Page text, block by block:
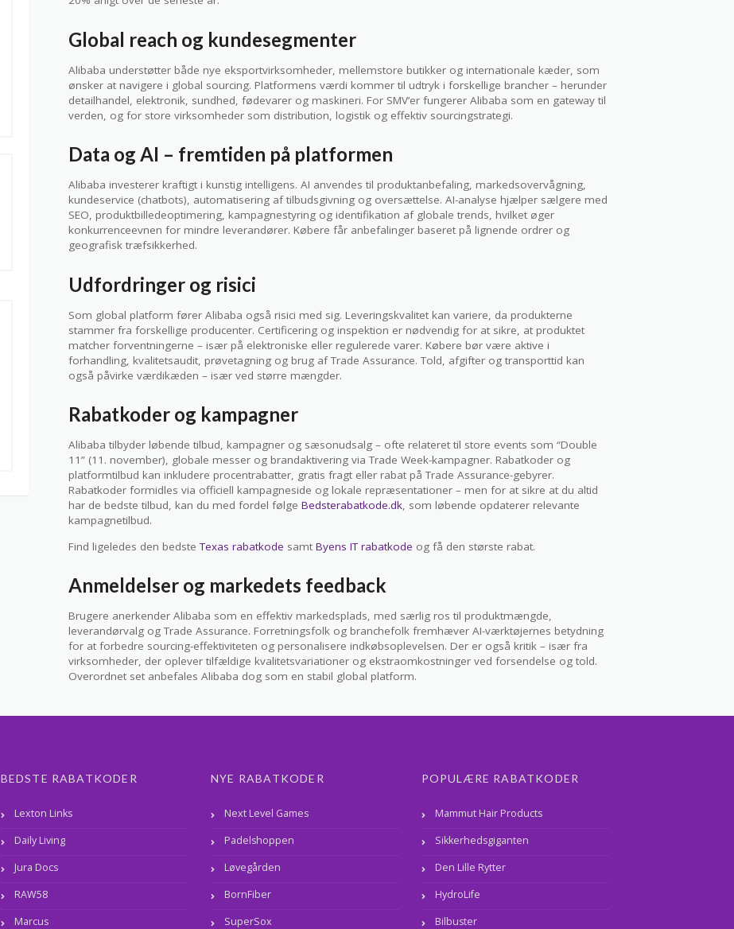
Global reach og kundesegmenter
Alibaba understøtter både nye eksportvirksomheder, mellemstore butikker og internationale kæder, som
ønsker at navigere i global sourcing. Platformens værdi kommer til udtryk i forskellige brancher – herunder
detailhandel, elektronik, sundhed, fødevarer og maskineri. For SMV’er fungerer Alibaba som en gateway til
verden, og for store virksomheder som distribution, logistik og effektiv sourcingstrategi.
Data og AI – fremtiden på platformen
Alibaba investerer kraftigt i kunstig intelligens. AI anvendes til produktanbefaling, markedsovervågning,
kundeservice (chatbots), automatisering af tilbudsgivning og oversættelse. AI-analyse hjælper sælgere med
SEO, produktbilledeoptimering, kampagnestyring og identifikation af globale trends, hvilket øger
konkurrenceevnen for mindre leverandører. Købere får anbefalinger baseret på lignende ordrer og
geografisk træfsikkerhed.
Udfordringer og risici
Som global platform fører Alibaba også risici med sig. Leveringskvalitet kan variere, da produkterne
stammer fra forskellige producenter. Certificering og inspektion er nødvendig for at sikre, at produktet
matcher forventningerne – især på elektroniske eller regulerede varer. Købere bør være aktive i
forhandling, kvalitetsaudit, prøvetagning og brug af Trade Assurance. Told, afgifter og transporttid kan
også påvirke værdikæden – især ved større mængder.
Rabatkoder og kampagner
Alibaba tilbyder løbende tilbud, kampagner og sæsonudsalg – ofte relateret til store events som “Double
11” (11. november), globale messer og brandaktivering via Trade Week-kampagner. Rabatkoder og
platformtilbud kan inkludere procentrabatter, gratis fragt eller rabat på Trade Assurance-gebyrer.
Rabatkoder formidles via officiell kampagneside og lokale repræsentationer – men for at sikre at du altid
har de bedste tilbud, kan du med fordel følge Bedsterabatkode.dk, som løbende opdaterer relevante
kampagnetilbud.
Find ligeledes den bedsteTexas rabatkode samt Byens IT rabatkode og få den største rabat.
Anmeldelser og markedets feedback
Brugere anerkender Alibaba som en effektiv markedsplads, med særlig ros til produktmængde,
leverandørvalg og Trade Assurance. Forretningsfolk og branchefolk fremhæver AI-værktøjernes betydning
for at forbedre sourcing-effektiviteten og personalisere indkøbsoplevelsen. Der er også kritik – især fra
virksomheder, der oplever tilfældige kvalitetsvariationer og ekstraomkostninger ved forsendelse og told.
Overordnet set anbefales Alibaba dog som en stabil global platform.
BEDSTE RABATKODER
Lexton Links
Daily Living
Jura Docs
RAW58
Marcus
NYE RABATKODER
Next Level Games
Padelshoppen
Løvegården
BornFiber
SuperSox
POPULÆRE RABATKODER
Mammut Hair Products
Sikkerhedsgiganten
Den Lille Rytter
HydroLife
Bilbuster